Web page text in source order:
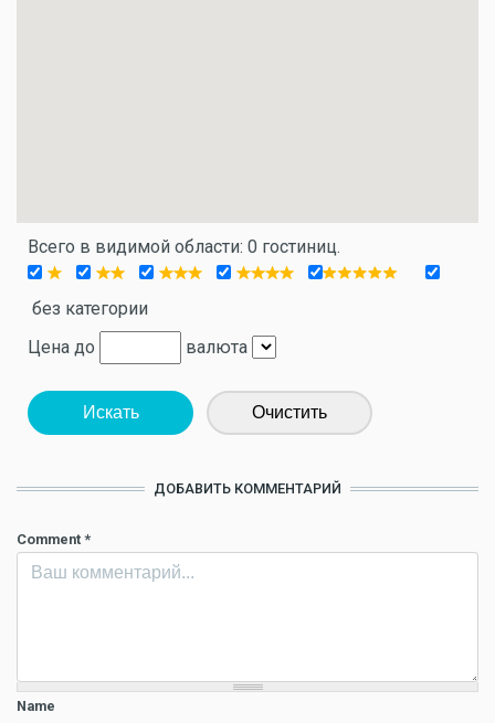
Всего в видимой области: 0 гостиниц.
без категории
Цена до
валюта
Искать Очистить
ДОБАВИТЬ КОММЕНТАРИЙ
Comment *
Name